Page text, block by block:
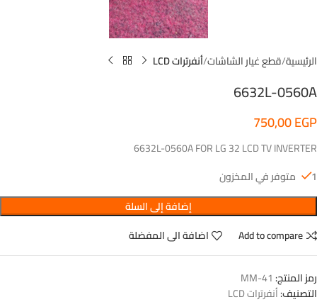
الرئيسية قطع غيار الشاشات أنفرترات LCD
6632L-0560A
750,00EGP
6632L-0560A FOR LG 32 LCD TV INVERTER
1 متوفر في المخزون
إضافة إلى السلة
Add to compare
اضافة الى المفضلة
رمز المنتج: 41-MM
التصنيف:أنفرترات LCD